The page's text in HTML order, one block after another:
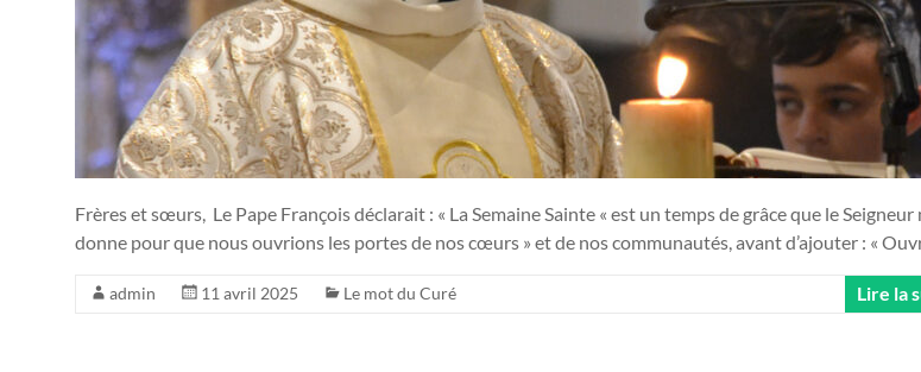
Frères et sœurs, Le Pape François déclarait : « La Semaine Sainte « est un temps de grâce que le Seigneur
donne pour que nous ouvrions les portes de nos cœurs » et de nos communautés, avant d’ajouter : «
admin 11 avril 2025 Le mot du Curé Lire la